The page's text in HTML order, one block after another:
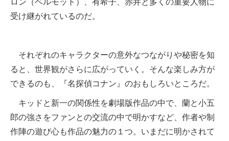
ロン（ベルモット）、有希子、赤井と多くの重要人物に
受け継がれているのだ。
それぞれのキャラクターの意外なつながりや秘密を知
ると、世界観がさらに広がっていく。そんな楽しみ方が
できるのも、『名探偵コナン』のおもしろいところだ。
キッドと新一の関係性を劇場版作品の中で、蘭と小五
郎の強さをファンとの交流の中で明かすなど、作者や制
作陣の遊び心も作品の魅力の１つ。いまだに明かされて